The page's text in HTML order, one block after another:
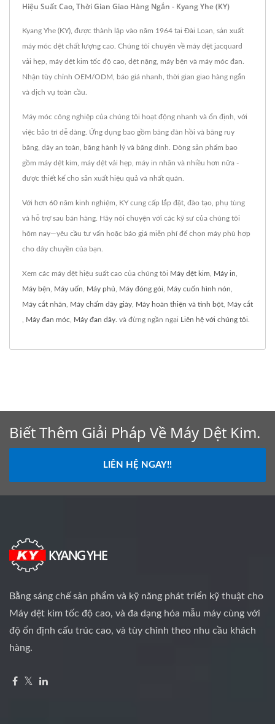
Hiệu Suất Cao, Thời Gian Giao Hàng Ngắn - Kyang Yhe (KY)
Kyang Yhe (KY), được thành lập vào năm 1964 tại Đài Loan, sản xuất
máy móc dệt chất lượng cao. Chúng tôi chuyên về máy dệt jacquard
vải hẹp, máy dệt kim tốc độ cao, dệt nặng, máy bện và máy móc đan.
Nhận tùy chỉnh OEM/ODM, báo giá nhanh, thời gian giao hàng ngắn
và dịch vụ toàn cầu.
Máy móc công nghiệp của chúng tôi hoạt động nhanh và ổn định, với
việc bảo trì dễ dàng. Ứng dụng bao gồm băng đàn hồi và băng ruy
băng, dây an toàn, băng hành lý và băng dính. Dòng sản phẩm bao
gồm máy dệt kim, máy dệt vải hẹp, máy in nhãn và nhiều hơn nữa -
được thiết kế cho sản xuất hiệu quả và nhất quán.
Với hơn 60 năm kinh nghiệm, KY cung cấp lắp đặt, đào tạo, phụ tùng
và hỗ trợ sau bán hàng. Hãy nói chuyện với các kỹ sư của chúng tôi
hôm nay—yêu cầu tư vấn hoặc báo giá miễn phí để chọn máy phù hợp
cho dây chuyền của bạn.
Xem các máy dệt hiệu suất cao của chúng tôi Máy dệt kim Máy in
Máy bện Máy uốn Máy phủ Máy đóng gói Máy cuốn hình nón
Máy cắt nhãn Máy chấm dây giày Máy hoàn thiện và tinh bột Máy cắt
Máy đan móc Máy đan dây. và đừng ngần ngại Liên hệ với chúng tôi
Biết Thêm Giải Pháp Về Máy Dệt Kim.
LIÊN HỆ NGAY!!
Bằng sáng chế sản phẩm và kỹ năng phát triển kỹ thuật cho
Máy dệt kim tốc độ cao, và đa dạng hóa mẫu máy cùng với
độ ổn định cấu trúc cao, và tùy chỉnh theo nhu cầu khách
hàng.